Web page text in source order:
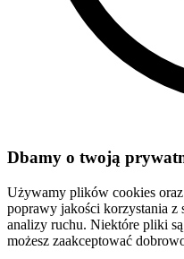
Dbamy o twoją
Używamy plików cookies
poprawy jakości korzystania z
analizy ruchu. Niektóre pliki
możesz zaakceptować